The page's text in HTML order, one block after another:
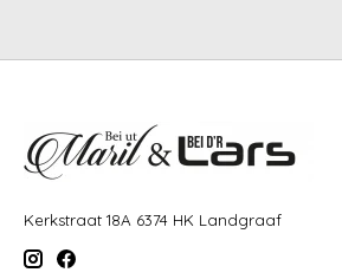
Kerkstraat 18A 6374 HK Landgraaf